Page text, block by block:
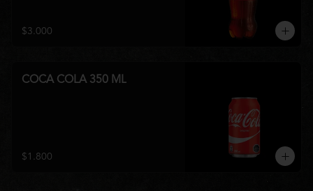
$3.000
COCA COLA 350 ML
$1.800